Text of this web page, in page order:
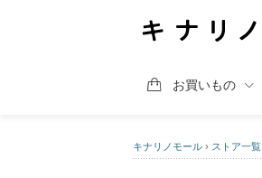
お買いもの
キナリノモール › ストア一覧